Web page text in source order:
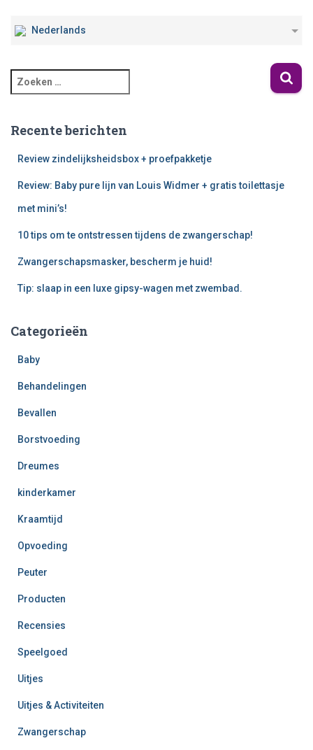
Nederlands
Recente berichten
Review zindelijksheidsbox + proefpakketje
Review: Baby pure lijn van Louis Widmer + gratis toilettasje
met mini’s!
10 tips om te ontstressen tijdens de zwangerschap!
Zwangerschapsmasker, bescherm je huid!
Tip: slaap in een luxe gipsy-wagen met zwembad.
Categorieën
Baby
Behandelingen
Bevallen
Borstvoeding
Dreumes
kinderkamer
Kraamtijd
Opvoeding
Peuter
Producten
Recensies
Speelgoed
Uitjes
Uitjes & Activiteiten
Zwangerschap